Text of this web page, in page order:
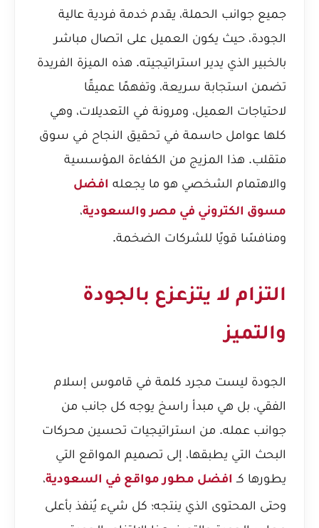
جميع جوانب الحملة، يقدم خدمة فردية عالية
الجودة، حيث يكون العميل على اتصال مباشر
بالخبير الذي يدير استراتيجيته. هذه الميزة الفريدة
تضمن استجابة سريعة، وتفهمًا عميقًا
لاحتياجات العميل، ومرونة في التعديلات، وهي
كلها عوامل حاسمة في تحقيق النجاح في سوق
متقلب. هذا المزيج من الكفاءة المؤسسية
والاهتمام الشخصي هو ما يجعله افضل
مسوق الكتروني في مصر والسعودية،
ومنافسًا قويًا للشركات الضخمة.
التزام لا يتزعزع بالجودة
والتميز
الجودة ليست مجرد كلمة في قاموس إسلام
الفقي، بل هي مبدأ راسخ يوجه كل جانب من
جوانب عمله. من استراتيجيات تحسين محركات
البحث التي يطبقها، إلى تصميم المواقع التي
يطورها كـ افضل مطور مواقع في السعودية،
وحتى المحتوى الذي ينتجه؛ كل شيء يُنفذ بأعلى